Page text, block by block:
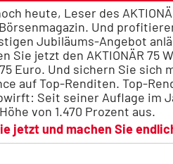
heute, Leser des
Und
Jubiläums-Angebot
Sie jetzt den AKTIONÄR 75
Euro. Und sichern Sie sich
auf Top-Renditen. Top-
Seit seiner Auflage im
von 1.470 Prozent aus.
jetzt und machen Sie